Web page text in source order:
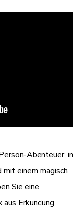
Abenteuer, in
einem magisch
Sie eine
Erkundung,